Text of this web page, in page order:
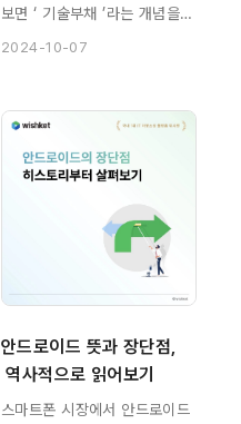
보면 ‘ 기술부채 ’라는 개념을
알게 됩니다. 개발자와의 미팅,
부채로 작업에 시간이 더 필요
하다.”
2024-10-07
안드로이드 뜻과 장단점,
역사적으로 읽어보기
스마트폰 시장에서 안드로이드